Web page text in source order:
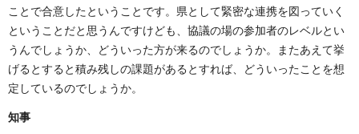
ことで合意したということです。県として緊密な連携を図っていく
ということだと思うんですけども、協議の場の参加者のレベルとい
うんでしょうか、どういった方が来るのでしょうか。またあえて挙
げるとすると積み残しの課題があるとすれば、どういったことを想
定しているのでしょうか。
知事